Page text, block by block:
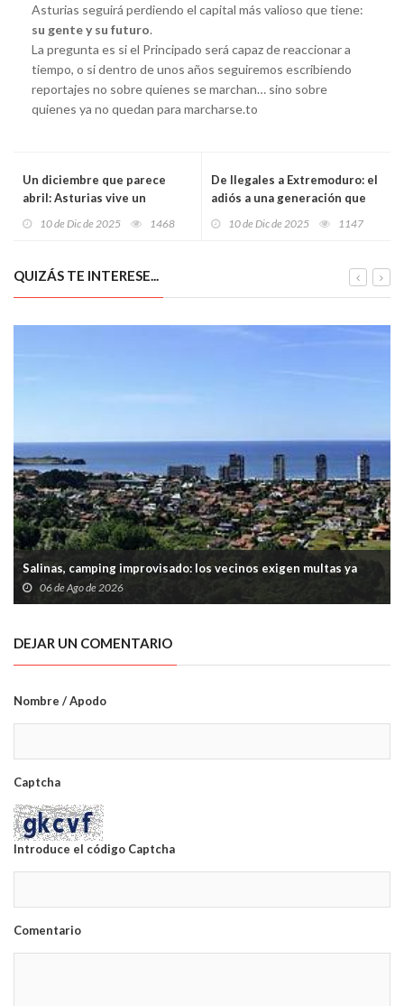
Asturias seguirá perdiendo el capital más valioso que tiene:
su gente y su futuro.
La pregunta es si el Principado será capaz de reaccionar a
tiempo, o si dentro de unos años seguiremos escribiendo
reportajes no sobre quienes se marchan… sino sobre
quienes ya no quedan para marcharse.to
Un diciembre que parece
abril: Asturias vive un
10 de Dic de 2025 1468
De Ilegales a Extremoduro: el
adiós a una generación que
10 de Dic de 2025 1147
QUIZÁS TE INTERESE...
Salinas, camping improvisado: los vecinos exigen multas ya
06 de Ago de 2026
DEJAR UN COMENTARIO
Nombre / Apodo
Captcha
Introduce el código Captcha
Comentario